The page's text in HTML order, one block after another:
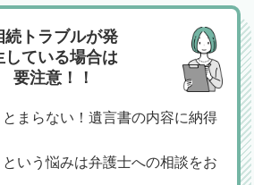
続トラブルが発
している場合は
要注意！！
まらない！遺言書の内容に納得
いう悩みは弁護士への相談をお